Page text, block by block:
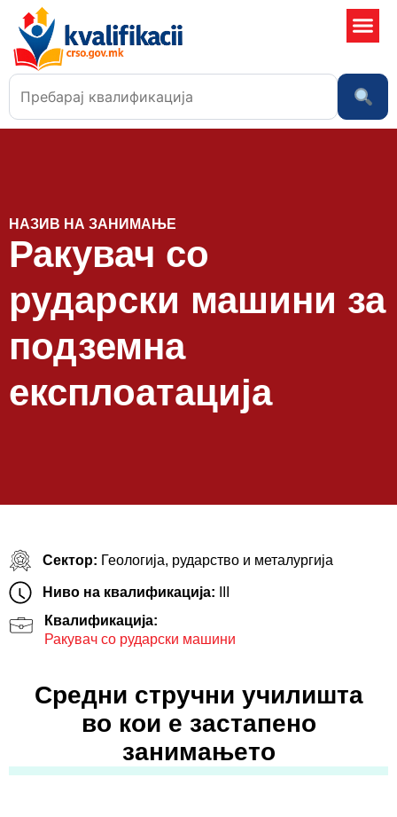
НАЗИВ НА ЗАНИМАЊЕ
Ракувач со
рударски машини за
подземна
експлоатација
Сектор: Геологија, рударство и металургија
Ниво на квалификација:
Квалификација:
Ракувач со рударски машини
Средни стручни училишта
во кои е застапено
занимањето